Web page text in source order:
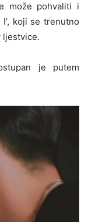
može pohvaliti i
I’, koji se trenutno
ljestvice.
je putem